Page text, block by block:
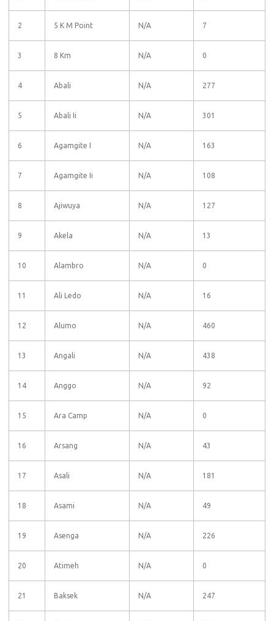
2 5 K M Point N/A 7
3 8 Km N/A 0
4 Abali N/A 277
5 Abali Ii N/A 301
6 Agamgite I N/A 163
7 Agamgite Ii N/A 108
8 Ajiwuya N/A 127
9 Akela N/A 13
10 Alambro N/A 0
11 Ali Ledo N/A 16
12 Alumo N/A 460
13 Angali N/A 438
14 Anggo N/A 92
15 Ara Camp N/A 0
16 Arsang N/A 43
17 Asali N/A 181
18 Asami N/A 49
19 Asenga N/A 226
20 Atimeh N/A 0
21 Baksek N/A 247